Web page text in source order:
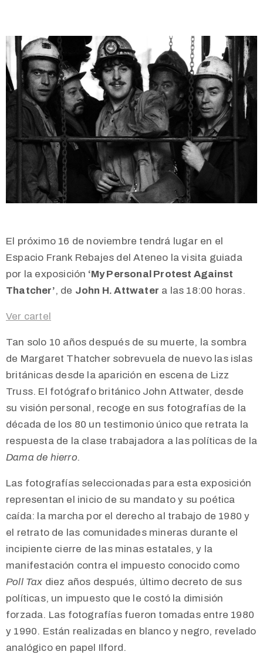
El próximo 16 de noviembre tendrá lugar en el
Espacio Frank Rebajes del Ateneo la visita guiada
por la exposición ‘My Personal Protest Against
Thatcher’, de John H. Attwater a las 18:00 horas.
Ver cartel
Tan solo 10 años después de su muerte, la sombra
de Margaret Thatcher sobrevuela de nuevo las islas
británicas desde la aparición en escena de Lizz
Truss. El fotógrafo británico John Attwater, desde
su visión personal, recoge en sus fotografías de la
década de los 80 un testimonio único que retrata la
respuesta de la clase trabajadora a las políticas de la
Dama de hierro.
Las fotografías seleccionadas para esta exposición
representan el inicio de su mandato y su poética
caída: la marcha por el derecho al trabajo de 1980 y
el retrato de las comunidades mineras durante el
incipiente cierre de las minas estatales, y la
manifestación contra el impuesto conocido como
Poll Tax diez años después, último decreto de sus
políticas, un impuesto que le costó la dimisión
forzada. Las fotografías fueron tomadas entre 1980
y 1990. Están realizadas en blanco y negro, revelado
analógico en papel Ilford.